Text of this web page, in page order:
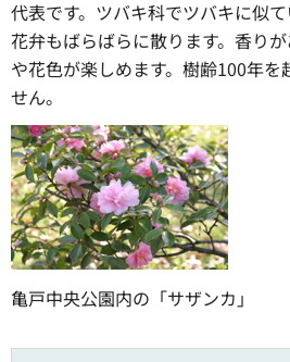
代表です。ツバキ科でツバキに似
花弁もばらばらに散ります。香り
や花色が楽しめます。樹齢100年
せん。
亀戸中央公園内の「サザンカ」